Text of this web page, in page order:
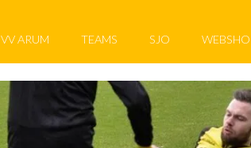
VV ARUM TEAMS SJO